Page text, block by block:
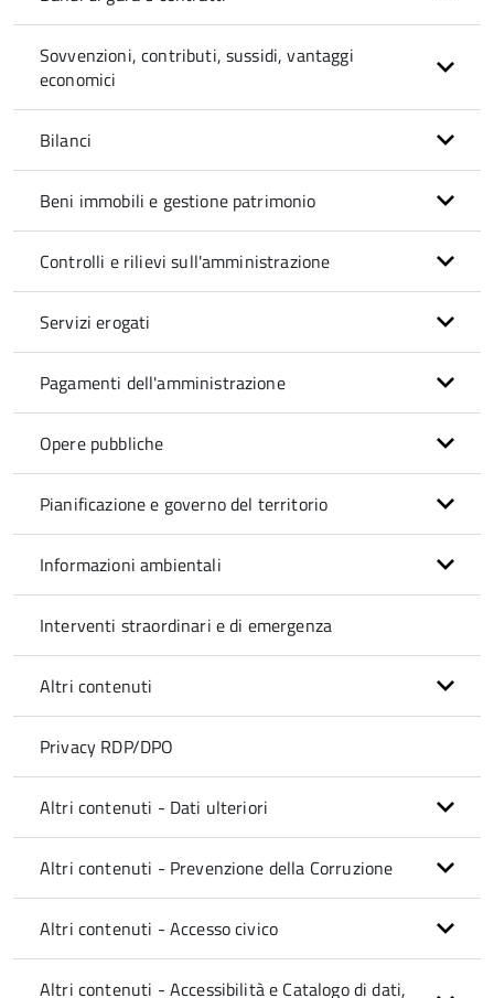
Sovvenzioni, contributi, sussidi, vantaggi
economici
Bilanci
Beni immobili e gestione patrimonio
Controlli e rilievi sull'amministrazione
Servizi erogati
Pagamenti dell'amministrazione
Opere pubbliche
Pianificazione e governo del territorio
Informazioni ambientali
Interventi straordinari e di emergenza
Altri contenuti
Privacy RDP/DPO
Altri contenuti - Dati ulteriori
Altri contenuti - Prevenzione della Corruzione
Altri contenuti - Accesso civico
Altri contenuti - Accessibilità e Catalogo di dati,